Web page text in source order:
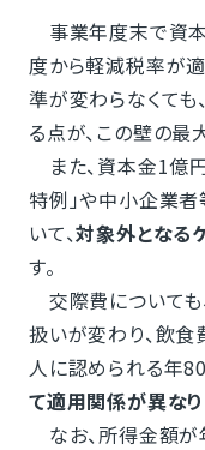
事業年度末で資
度から軽減税率が
準が変わらなくても、
る点が、この壁の最
また、資本金1億
特例」や中小企業
いて、対象外となる
す。
交際費について
扱いが変わり、飲
人に認められる年
て適用関係が異なり
なお、所得金額